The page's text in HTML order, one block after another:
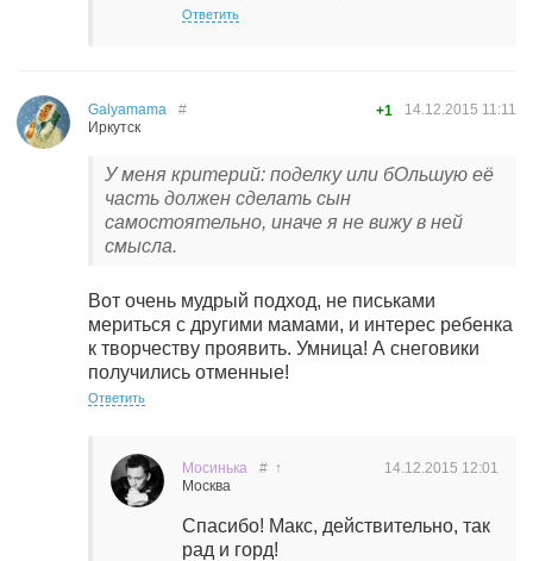
Ответить
Galyamama
Иркутск
14.12.2015 11:11
# +1
У меня критерий: поделку или бОльшую её
часть должен сделать сын
самостоятельно, иначе я не вижу в ней
смысла.
Вот очень мудрый подход, не письками
мериться с другими мамами, и интерес ребенка
к творчеству проявить. Умница! А снеговики
получились отменные!
Ответить
Мосинька
Москва
14.12.2015 12:01
# ↑
Спасибо! Макс, действительно, так
рад и горд!